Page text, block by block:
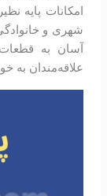
امکانات پایه
شهری و
آسان به
علاقه‌مندان به